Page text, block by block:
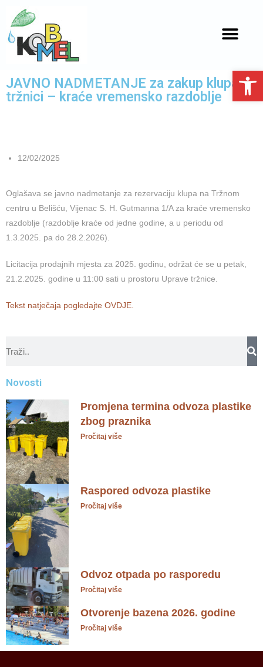
Open toolbar
JAVNO NADMETANJE za zakup klupa na
tržnici – kraće vremensko razdoblje
12/02/2025
Oglašava se javno nadmetanje za rezervaciju klupa na Tržnom
centru u Belišću, Vijenac S. H. Gutmanna 1/A za kraće vremensko
razdoblje (razdoblje kraće od jedne godine, a u periodu od
1.3.2025. pa do 28.2.2026).
Licitacija prodajnih mjesta za 2025. godinu, održat će se u petak,
21.2.2025. godine u 11:00 sati u prostoru Uprave tržnice.
Tekst natječaja pogledajte OVDJE.
Novosti
Promjena termina odvoza plastike
zbog praznika
Pročitaj više
Raspored odvoza plastike
Pročitaj više
Odvoz otpada po rasporedu
Pročitaj više
Otvorenje bazena 2026. godine
Pročitaj više